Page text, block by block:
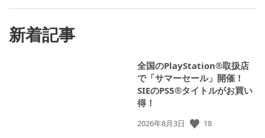
新着記事
全国のPlayStation®取扱店
で「サマーセール」開催！
SIEのPS5®タイトルがお買い
得！
公
2026年8月3日 18